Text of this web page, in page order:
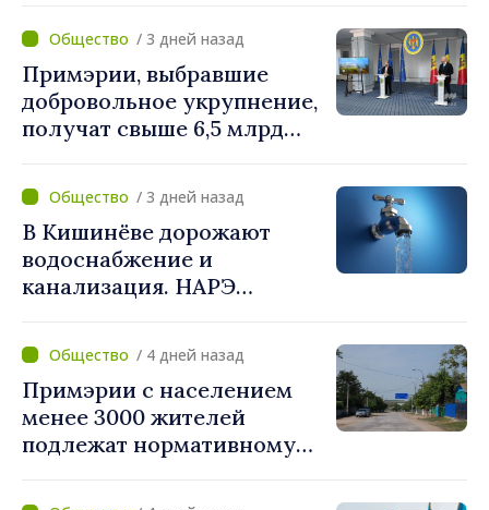
коммуникации и
противодействия
дезинформации
/ 3 дней назад
Примэрии, выбравшие
добровольное укрупнение,
получат свыше 6,5 млрд
«Правительство
предоставляет примэриям,
которые добровольно
объединяются,
беспрецедентный
/ 3 дней назад
В Кишинёве дорожают
водоснабжение и
канализация. НАРЭ
/ 4 дней назад
Примэрии с населением
менее 3000 жителей
подлежат нормативному
«Реформу нужно